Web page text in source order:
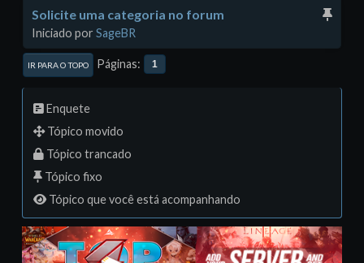
Solicite uma categoria no forum
Iniciado por SageBR
IR PARA O TOPO Páginas 1
Enquete
Tópico movido
Tópico trancado
Tópico fixo
Tópico que você está acompanhando